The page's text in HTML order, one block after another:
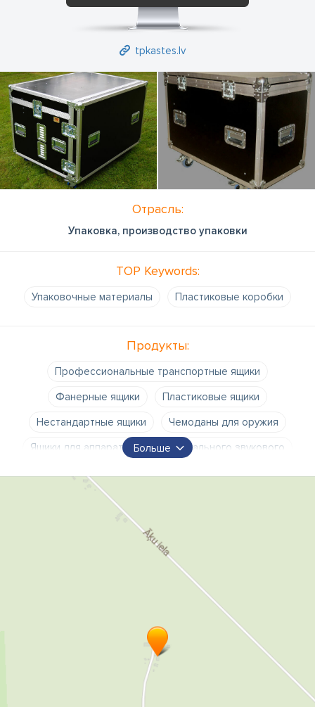
tpkastes.lv
Отрасль:
Упаковка, производство упаковки
TOP Keywords:
Упаковочные материалы Пластиковые коробки
Продукты:
Профессиональные транспортные ящики
Фанерные ящики
Пластиковые ящики
Нестандартные ящики
Чемоданы для оружия
Ящики для аппаратуры
музыкального звукового
Больше